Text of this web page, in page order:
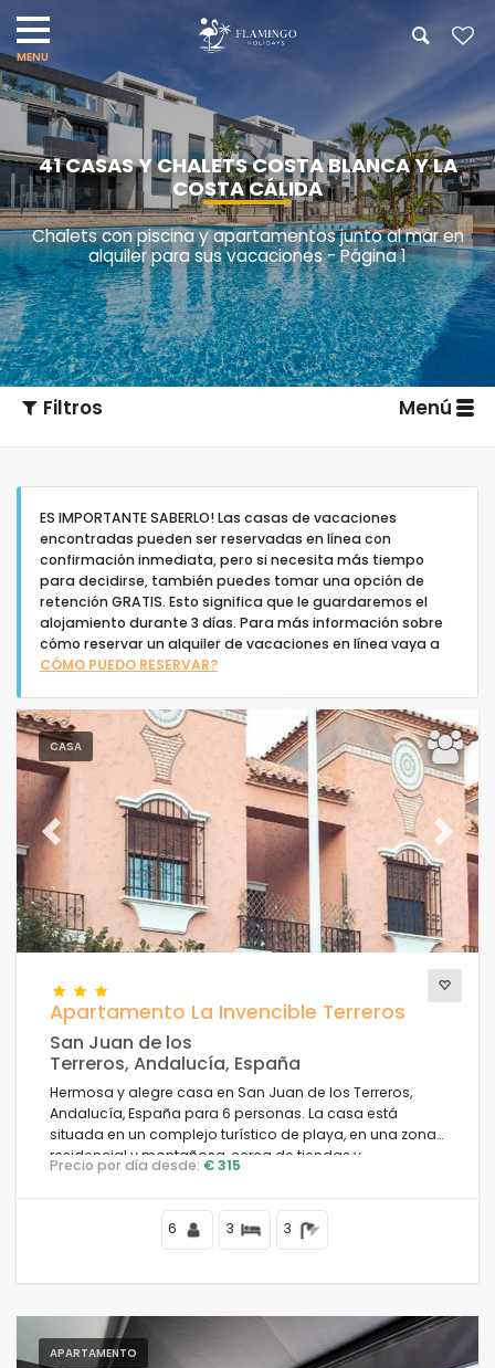
41 CASAS Y CHALETS COSTA BLANCA Y LA
COSTA CÁLIDA
Chalets con piscina y apartamentos junto al mar en
alquiler para sus vacaciones - Página 1
Filtros Menú
Tipo de alojamiento
Personas
Dormitorios
Cuartos de baño
Su selección
Cerca de la playa
Limpiar filtros
Condiciones
ES IMPORTANTE SABERLO! Las casas de vacaciones
encontradas pueden ser reservadas en línea con
confirmación inmediata, pero si necesita más tiempo
para decidirse, también puedes tomar una opción de
retención GRATIS. Esto significa que le guardaremos el
alojamiento durante 3 días. Para más información sobre
cómo reservar un alquiler de vacaciones en línea vaya a
CÓMO PUEDO RESERVAR?
CASA
Previous Next
Apartamento La Invencible Terreros
San Juan de los
Terreros, Andalucía, España
Hermosa y alegre casa en San Juan de los Terreros,
Andalucía, España para 6 personas. La casa está
situada en un complejo turístico de playa, en una zona
residencial y montañosa, cerca de tiendas y
supermercados y a 50 m de la playa.
Precio por día desde: € 315
6 3 3
APARTAMENTO